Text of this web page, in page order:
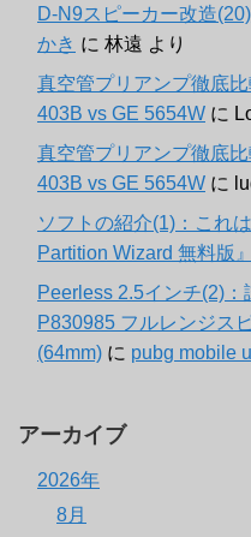
D-N9スピーカー改造
かき に 林遠 より
真空管プリアンプ徹底
403B vs GE 5654W に
真空管プリアンプ徹底
403B vs GE 5654W に
ソフトの紹介(1)：これ
Partition Wizard 無料版』
Peerless 2.5インチ(2)
P830985 フルレンジス
(64mm) に pubg mobile
アーカイブ
2026年
8月